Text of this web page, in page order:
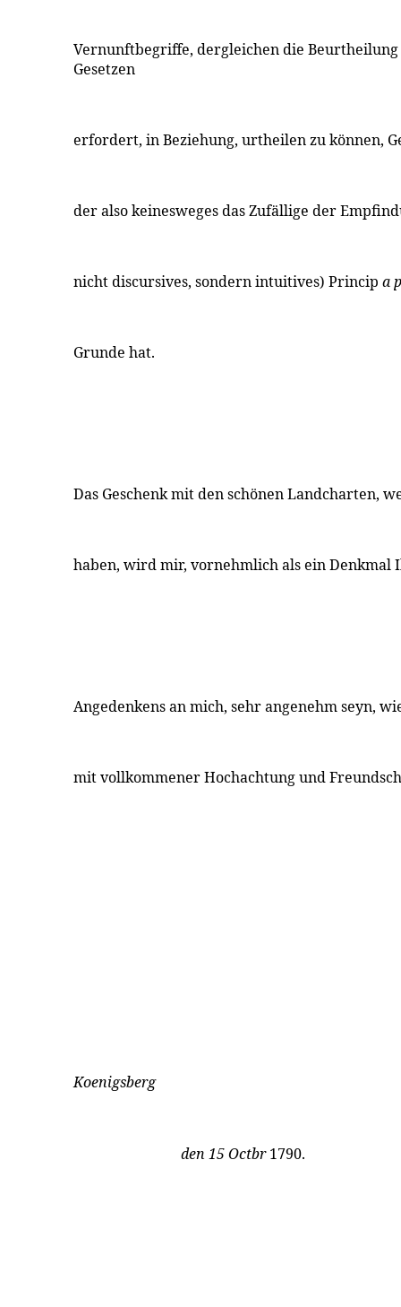
Vernunftbegriffe, dergleichen die
Gesetzen
erfordert, in Beziehung, urtheilen zu können,
der also keinesweges das Zufällige der
nicht discursives, sondern intuitives) Princip a
Grunde hat.
Das Geschenk mit den schönen Landcharten,
haben, wird mir, vornehmlich als ein Denkmal
Angedenkens an mich, sehr angenehm seyn,
mit vollkommener Hochachtung und
Koenigsberg
den 15 Octbr1790.